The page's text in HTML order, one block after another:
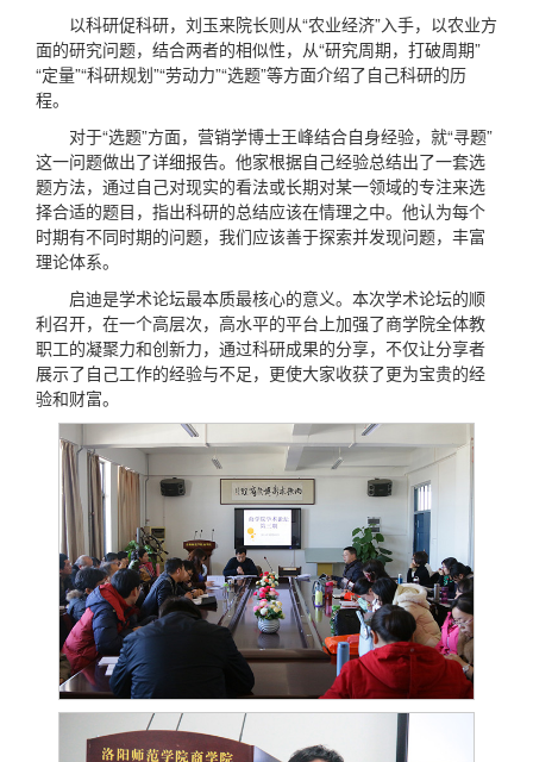
以科研促科研，刘玉来院长则从“农业经济”入手，以农业方
面的研究问题，结合两者的相似性，从“研究周期，打破周期”
“定量”“科研规划”“劳动力”“选题”等方面介绍了自己科研的历
程。
对于“选题”方面，营销学博士王峰结合自身经验，就“寻题”
这一问题做出了详细报告。他家根据自己经验总结出了一套选
题方法，通过自己对现实的看法或长期对某一领域的专注来选
择合适的题目，指出科研的总结应该在情理之中。他认为每个
时期有不同时期的问题，我们应该善于探索并发现问题，丰富
理论体系。
启迪是学术论坛最本质最核心的意义。本次学术论坛的顺
利召开，在一个高层次，高水平的平台上加强了商学院全体教
职工的凝聚力和创新力，通过科研成果的分享，不仅让分享者
展示了自己工作的经验与不足，更使大家收获了更为宝贵的经
验和财富。